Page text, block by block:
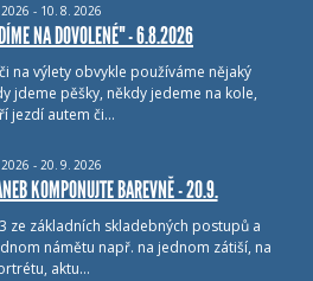
2026 - 10. 8. 2026
NA DOVOLENÉ" - 6.8.2026
na výlety obvykle používáme nějaký
jdeme pěšky, někdy jedeme na kole,
jezdí autem či…
2026 - 20. 9. 2026
KOMPONUJTE BAREVNĚ - 20.9.
ze základních skladebných postupů a
námětu např. na jednom zátiší, na
aktu…